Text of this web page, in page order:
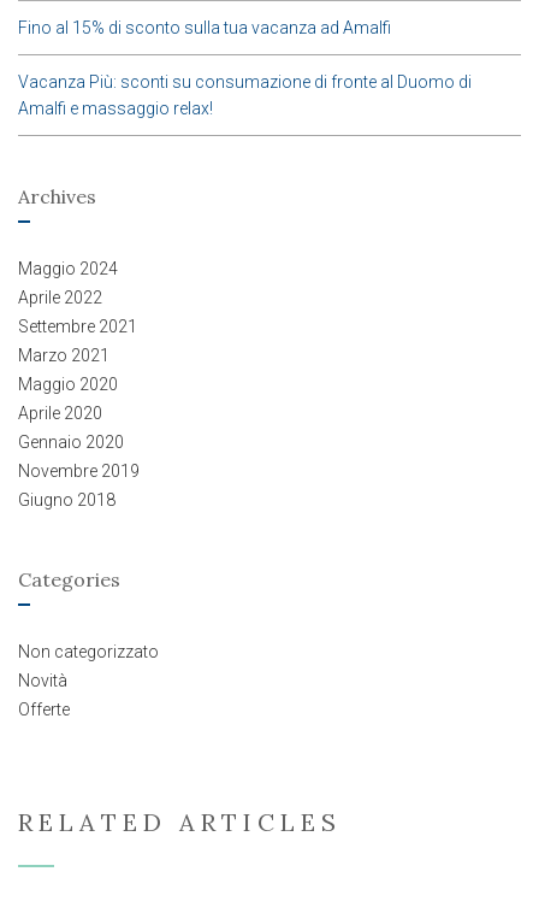
Fino al 15% di sconto sulla tua vacanza ad Amalfi
Vacanza Più: sconti su consumazione di fronte al Duomo di
Amalfi e massaggio relax!
Archives
Maggio 2024
Aprile 2022
Settembre 2021
Marzo 2021
Maggio 2020
Aprile 2020
Gennaio 2020
Novembre 2019
Giugno 2018
Categories
Non categorizzato
Novità
Offerte
RELATED ARTICLES